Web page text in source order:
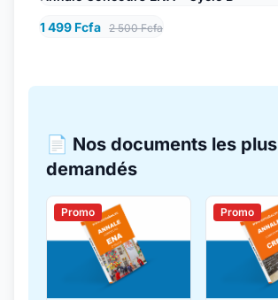
1 499 Fcfa 2 500 Fcfa
📄 Nos documents les plus
demandés
Promo Promo